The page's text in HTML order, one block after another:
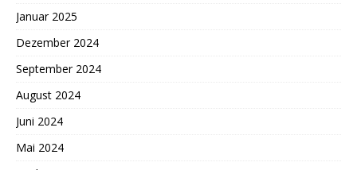
Januar 2025
Dezember 2024
September 2024
August 2024
Juni 2024
Mai 2024